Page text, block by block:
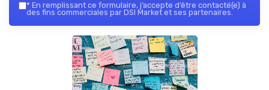
* En remplissant ce formulaire, j’accepte d’être contacté(e) à
des fins commerciales par DSI Market et ses partenaires.